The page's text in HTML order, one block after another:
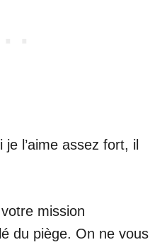
l’aime assez fort, il
mission
du piège. On ne vous